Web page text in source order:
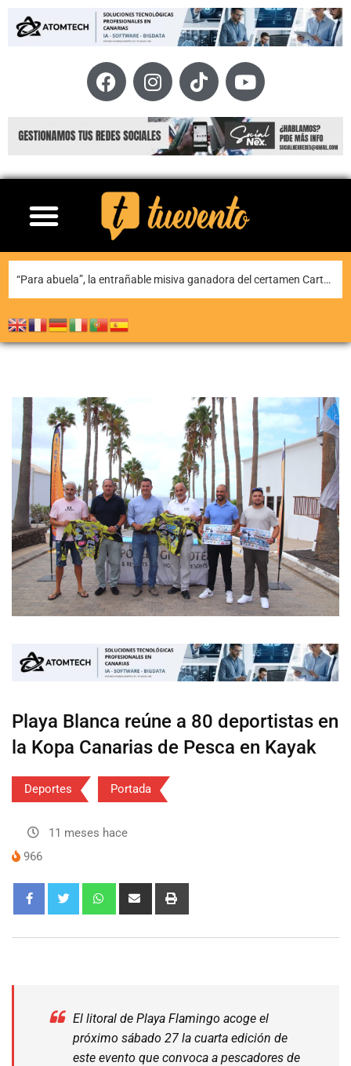
Teguise honra a Nuestra Señora de Las Nieves en la tradicional misa en la ermita
Playa Blanca reúne a 80 deportistas en
la Kopa Canarias de Pesca en Kayak
Deportes Portada
11 meses hace
966
El litoral de Playa Flamingo acoge el
próximo sábado 27 la cuarta edición de
este evento que convoca a pescadores de